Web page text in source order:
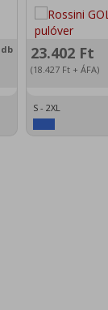
db 23.402 Ft
(18.427 Ft+ ÁFA)
S - 2XL